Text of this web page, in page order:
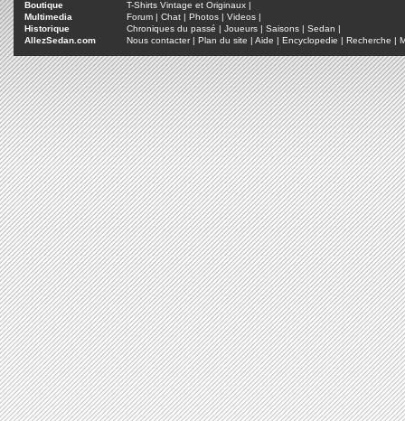
Boutique
T-Shirts Vintage et Originaux |
Multimedia
Forum | Chat | Photos | Videos |
Historique
Chroniques du passé | Joueurs | Saisons | Sedan |
AllezSedan.com
Nous contacter| Plan du site | Aide | Encyclopedie | Recherche |